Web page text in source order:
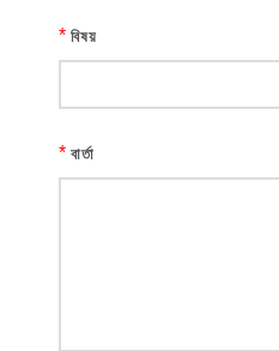
* বিষয়
* বার্তা